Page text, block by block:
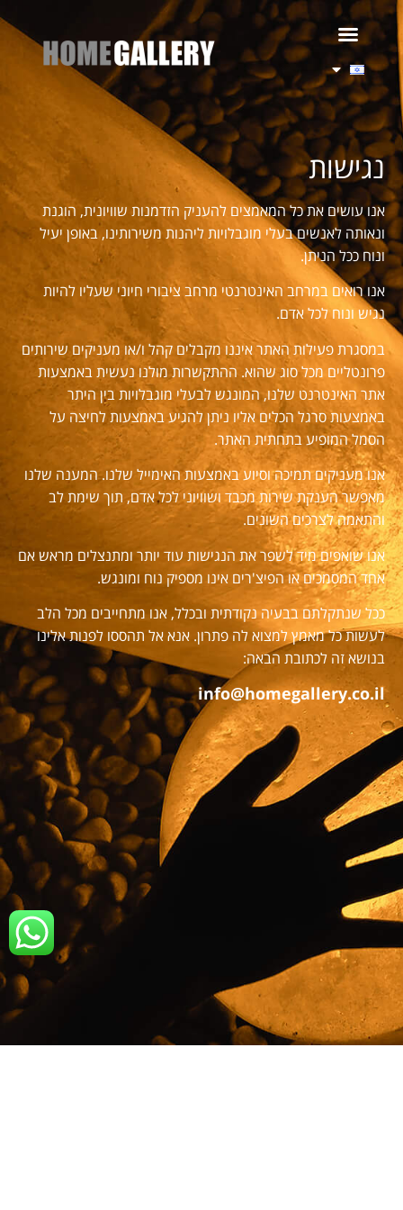
נגישות
אנו עושים את כל המאמצים להעניק הזדמנות שוויונית, הוגנת
ונאותה לאנשים בעלי מוגבלויות ליהנות משירותינו, באופן יעיל
ונוח ככל הניתן.
אנו רואים במרחב האינטרנטי מרחב ציבורי חיוני שעליו להיות
נגיש ונוח לכל אדם.
במסגרת פעילות האתר איננו מקבלים קהל ו/או מעניקים שירותים
פרונטליים מכל סוג שהוא. ההתקשרות מולנו נעשית באמצעות
אתר האינטרנט שלנו, המונגש לבעלי מוגבלויות בין היתר
באמצעות סרגל הכלים אליו ניתן להגיע באמצעות לחיצה על
הסמל המופיע בתחתית האתר.
אנו מעניקים תמיכה וסיוע באמצעות האימייל שלנו. המענה שלנו
מאפשר הענקת שירות מכבד ושוויוני לכל אדם, תוך שימת לב
והתאמה לצרכים השונים.
אנו שואפים מיד לשפר את הנגישות עוד יותר ומתנצלים מראש אם
אחד המסמכים או הפיצ'רים אינו מספיק נוח ומונגש.
ככל שנתקלתם בבעיה נקודתית ובכלל, אנו מתחייבים מכל הלב
לעשות כל מאמץ למצוא לה פתרון. אנא אל תהססו לפנות אלינו
בנושא זה לכתובת הבאה:
info@homegallery.co.il